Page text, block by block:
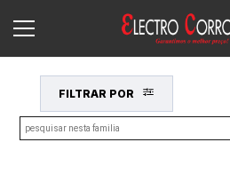
FILTRAR POR